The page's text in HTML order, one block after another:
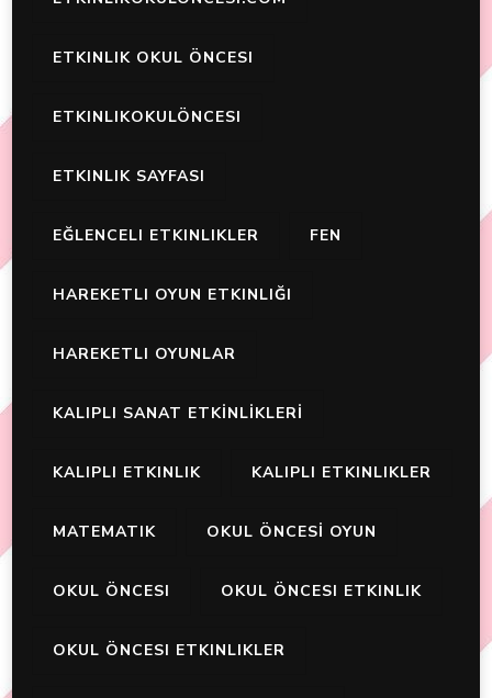
ETKINLIK OKUL ÖNCESI
ETKINLIKOKULÖNCESI
ETKINLIK SAYFASI
EĞLENCELI ETKINLIKLER FEN
HAREKETLI OYUN ETKINLIĞI
HAREKETLI OYUNLAR
KALIPLI SANAT ETKİNLİKLERİ
KALIPLI ETKINLIK KALIPLI ETKINLIKLER
MATEMATIK OKUL ÖNCESİ OYUN
OKUL ÖNCESI OKUL ÖNCESI ETKINLIK
OKUL ÖNCESI ETKINLIKLER